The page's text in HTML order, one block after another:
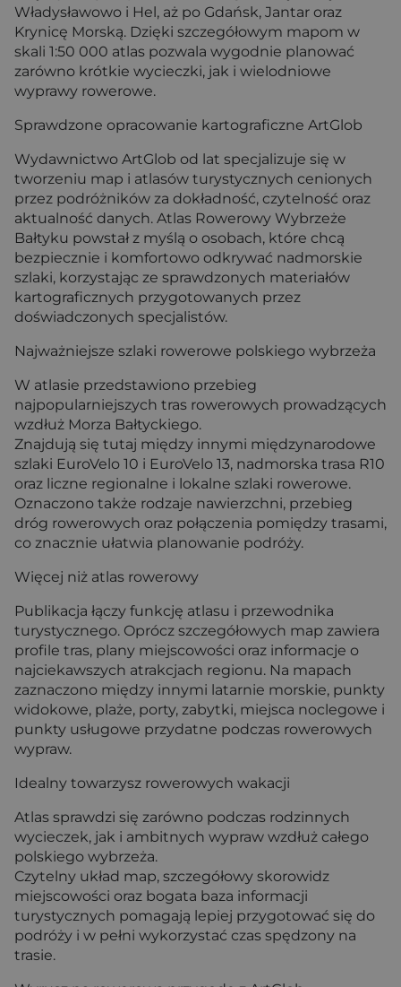
Władysławowo i Hel, aż po Gdańsk, Jantar oraz
Krynicę Morską. Dzięki szczegółowym mapom w
skali 1:50 000 atlas pozwala wygodnie planować
zarówno krótkie wycieczki, jak i wielodniowe
wyprawy rowerowe.
Sprawdzone opracowanie kartograficzne ArtGlob
Wydawnictwo ArtGlob od lat specjalizuje się w
tworzeniu map i atlasów turystycznych cenionych
przez podróżników za dokładność, czytelność oraz
aktualność danych. Atlas Rowerowy Wybrzeże
Bałtyku powstał z myślą o osobach, które chcą
bezpiecznie i komfortowo odkrywać nadmorskie
szlaki, korzystając ze sprawdzonych materiałów
kartograficznych przygotowanych przez
doświadczonych specjalistów.
Najważniejsze szlaki rowerowe polskiego wybrzeża
W atlasie przedstawiono przebieg
najpopularniejszych tras rowerowych prowadzących
wzdłuż Morza Bałtyckiego.
Znajdują się tutaj między innymi międzynarodowe
szlaki EuroVelo 10 i EuroVelo 13, nadmorska trasa R10
oraz liczne regionalne i lokalne szlaki rowerowe.
Oznaczono także rodzaje nawierzchni, przebieg
dróg rowerowych oraz połączenia pomiędzy trasami,
co znacznie ułatwia planowanie podróży.
Więcej niż atlas rowerowy
Publikacja łączy funkcję atlasu i przewodnika
turystycznego. Oprócz szczegółowych map zawiera
profile tras, plany miejscowości oraz informacje o
najciekawszych atrakcjach regionu. Na mapach
zaznaczono między innymi latarnie morskie, punkty
widokowe, plaże, porty, zabytki, miejsca noclegowe i
punkty usługowe przydatne podczas rowerowych
wypraw.
Idealny towarzysz rowerowych wakacji
Atlas sprawdzi się zarówno podczas rodzinnych
wycieczek, jak i ambitnych wypraw wzdłuż całego
polskiego wybrzeża.
Czytelny układ map, szczegółowy skorowidz
miejscowości oraz bogata baza informacji
turystycznych pomagają lepiej przygotować się do
podróży i w pełni wykorzystać czas spędzony na
trasie.